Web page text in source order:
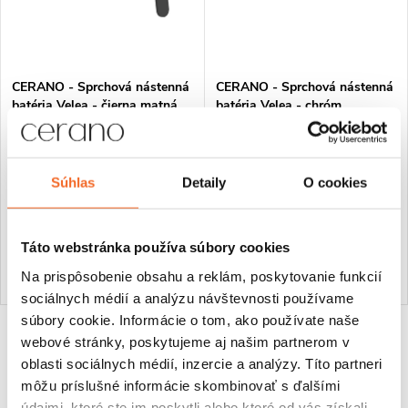
Súhlas Detaily O cookies
Táto webstránka používa súbory cookies
Na prispôsobenie obsahu a reklám, poskytovanie funkcií
sociálnych médií a analýzu návštevnosti používame
súbory cookie. Informácie o tom, ako používate naše
webové stránky, poskytujeme aj našim partnerom v
oblasti sociálnych médií, inzercie a analýzy. Títo partneri
môžu príslušné informácie skombinovať s ďalšími
CERANO - Sprchová nástenná
batéria Velea - čierna matná
€83,92
Skladom
DO KOŠÍKA
CERANO - Sprchová nástenná
batéria Velea - chróm
€79,48
Skladom
DO KOŠÍKA
O
v